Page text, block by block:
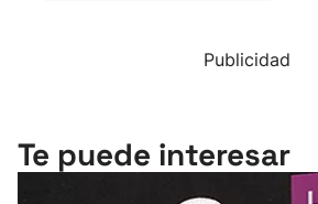
Publicidad
Te puede interesar